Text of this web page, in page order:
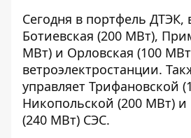
Сегодня в портфель ДТЭК,
Ботиевская (200 МВт),
МВт) и Орловская (100
ветроэлектростанции.
управляет Трифановской
Никопольской (200 МВт) и
(240 МВт) СЭС.